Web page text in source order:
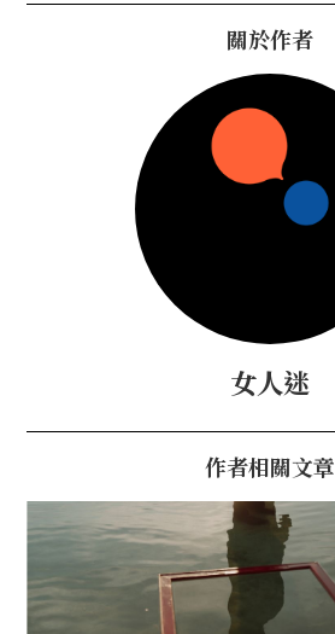
關於作者
女人迷
作者相關文章